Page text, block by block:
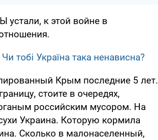
устали, к этой войне в
тобі Україна така ненависна?
Крым последние 5 лет.
стоите в очередях,
российским мусором. На
Украина. Которую кормила
Сколько в малонаселенный,